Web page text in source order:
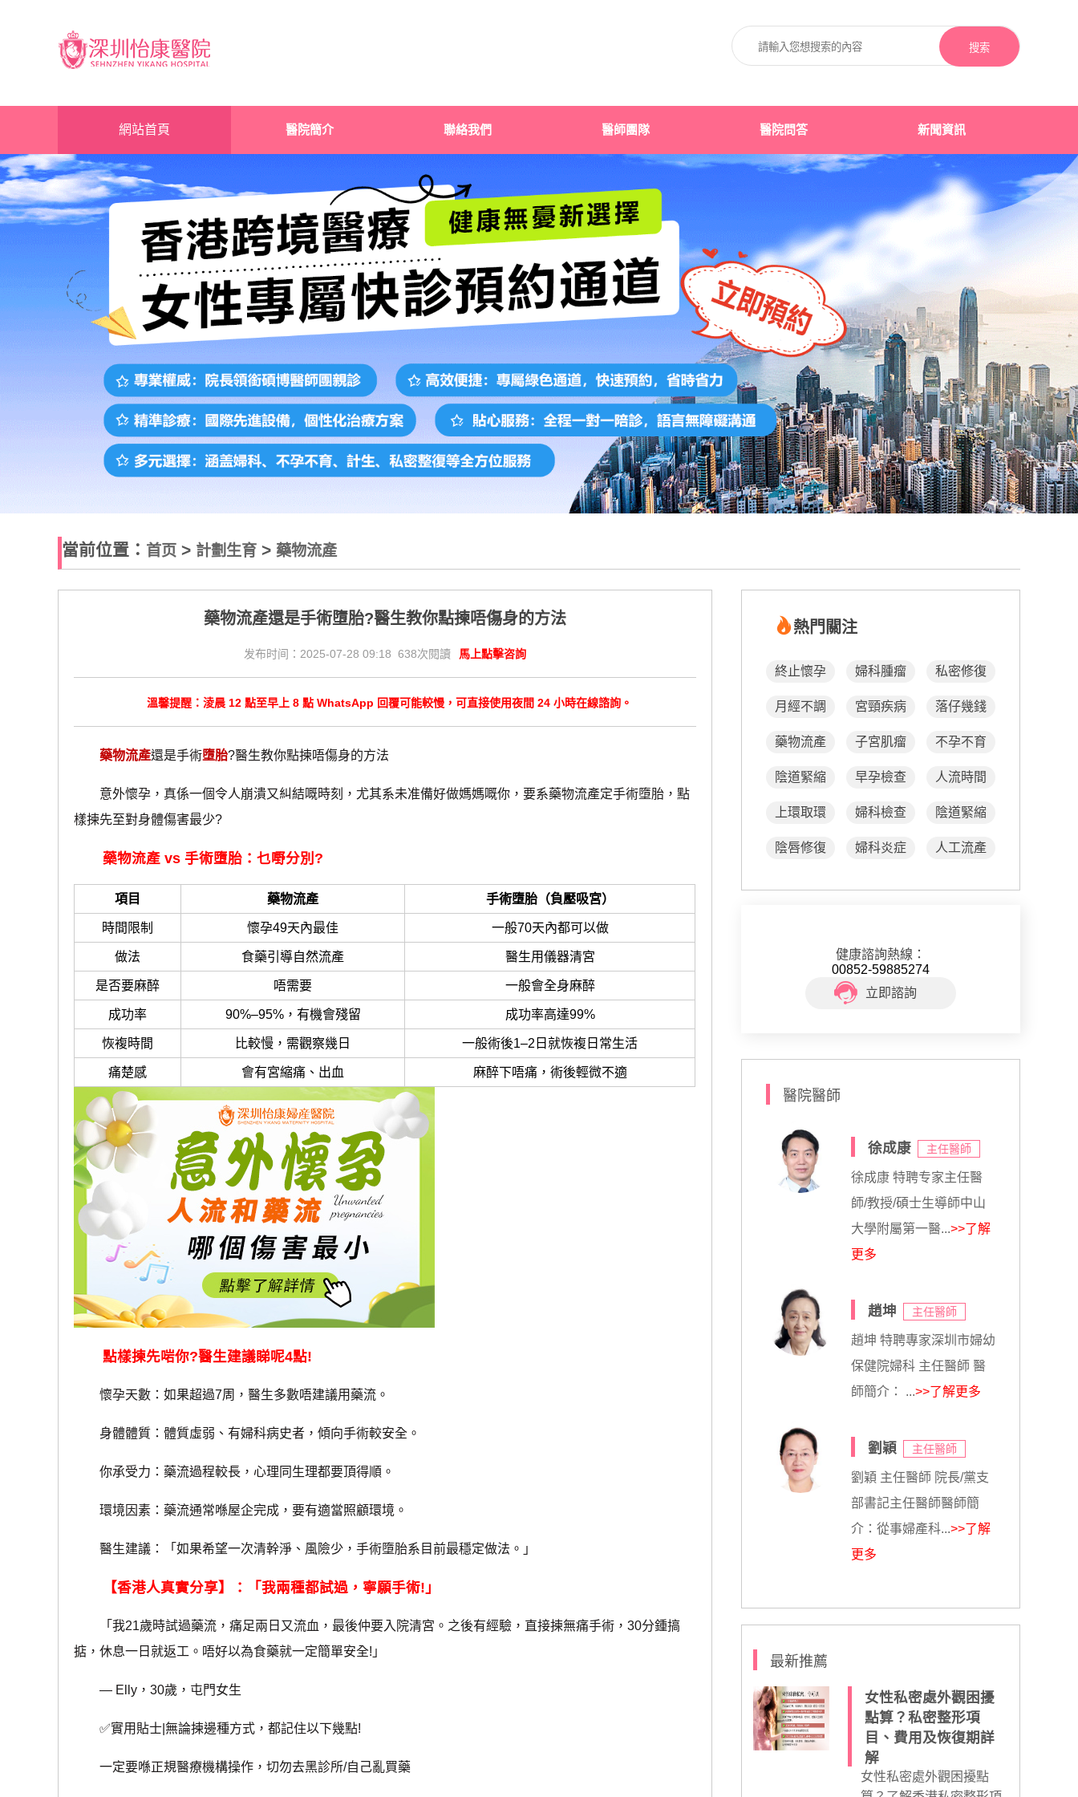
搜索
網站首頁 醫院簡介 聯絡我們 醫師團隊 醫院問答 新聞資訊
當前位置： 首页 > 計劃生育 > 藥物流產
藥物流產還是手術墮胎?醫生教你點揀唔傷身的方法
发布时间：2025-07-28 09:18 638次閱讀 馬上點擊咨詢
溫馨提醒：淩晨 12 點至早上 8 點 WhatsApp 回覆可能較慢，可直接使用夜間 24 小時在線諮詢。
藥物流產還是手術墮胎?醫生教你點揀唔傷身的方法
意外懷孕，真係一個令人崩潰又糾結嘅時刻，尤其系未准備好做媽媽嘅你，要系藥物流產定手術墮胎，點
樣揀先至對身體傷害最少?
藥物流產 vs 手術墮胎：乜嘢分別?
項目 藥物流產 手術墮胎（負壓吸宮）
時間限制 懷孕49天內最佳 一般70天內都可以做
做法 食藥引導自然流產 醫生用儀器清宮
是否要麻醉 唔需要 一般會全身麻醉
成功率 90%–95%，有機會殘留 成功率高達99%
恢複時間 比較慢，需觀察幾日 一般術後1–2日就恢複日常生活
痛楚感 會有宮縮痛、出血 麻醉下唔痛，術後輕微不適
點樣揀先啱你?醫生建議睇呢4點!
懷孕天數：如果超過7周，醫生多數唔建議用藥流。
身體體質：體質虛弱、有婦科病史者，傾向手術較安全。
你承受力：藥流過程較長，心理同生理都要頂得順。
環境因素：藥流通常喺屋企完成，要有適當照顧環境。
醫生建議：「如果希望一次清幹淨、風險少，手術墮胎系目前最穩定做法。」
【香港人真實分享】：「我兩種都試過，寧願手術!」
「我21歲時試過藥流，痛足兩日又流血，最後仲要入院清宮。之後有經驗，直接揀無痛手術，30分鍾搞
掂，休息一日就返工。唔好以為食藥就一定簡單安全!」
— Elly，30歲，屯門女生
✅實用貼士|無論揀邊種方式，都記住以下幾點!
一定要喺正規醫療機構操作，切勿去黑診所/自己亂買藥
熱門關注
終止懷孕 婦科腫瘤 私密修復
月經不調 宮頸疾病 落仔幾錢
藥物流產 子宮肌瘤 不孕不育
陰道緊縮 早孕檢查 人流時間
上環取環 婦科檢查 陰道緊縮
陰唇修復 婦科炎症 人工流產
健康諮詢熱線：
00852-59885274
立即諮詢
醫院醫師
徐成康 主任醫師
徐成康 特聘专家主任醫
師/教授/碩士生導師中山
大學附屬第一醫...>>了解
更多
趙坤 主任醫師
趙坤 特聘專家深圳市婦幼
保健院婦科 主任醫師 醫
師簡介： ...>>了解更多
劉穎 主任醫師
劉穎 主任醫師 院長/黨支
部書記主任醫師醫師簡
介：從事婦產科...>>了解
更多
最新推薦
女性私密處外觀困擾
點算？私密整形項
目、費用及恢復期詳
解
女性私密處外觀困擾點